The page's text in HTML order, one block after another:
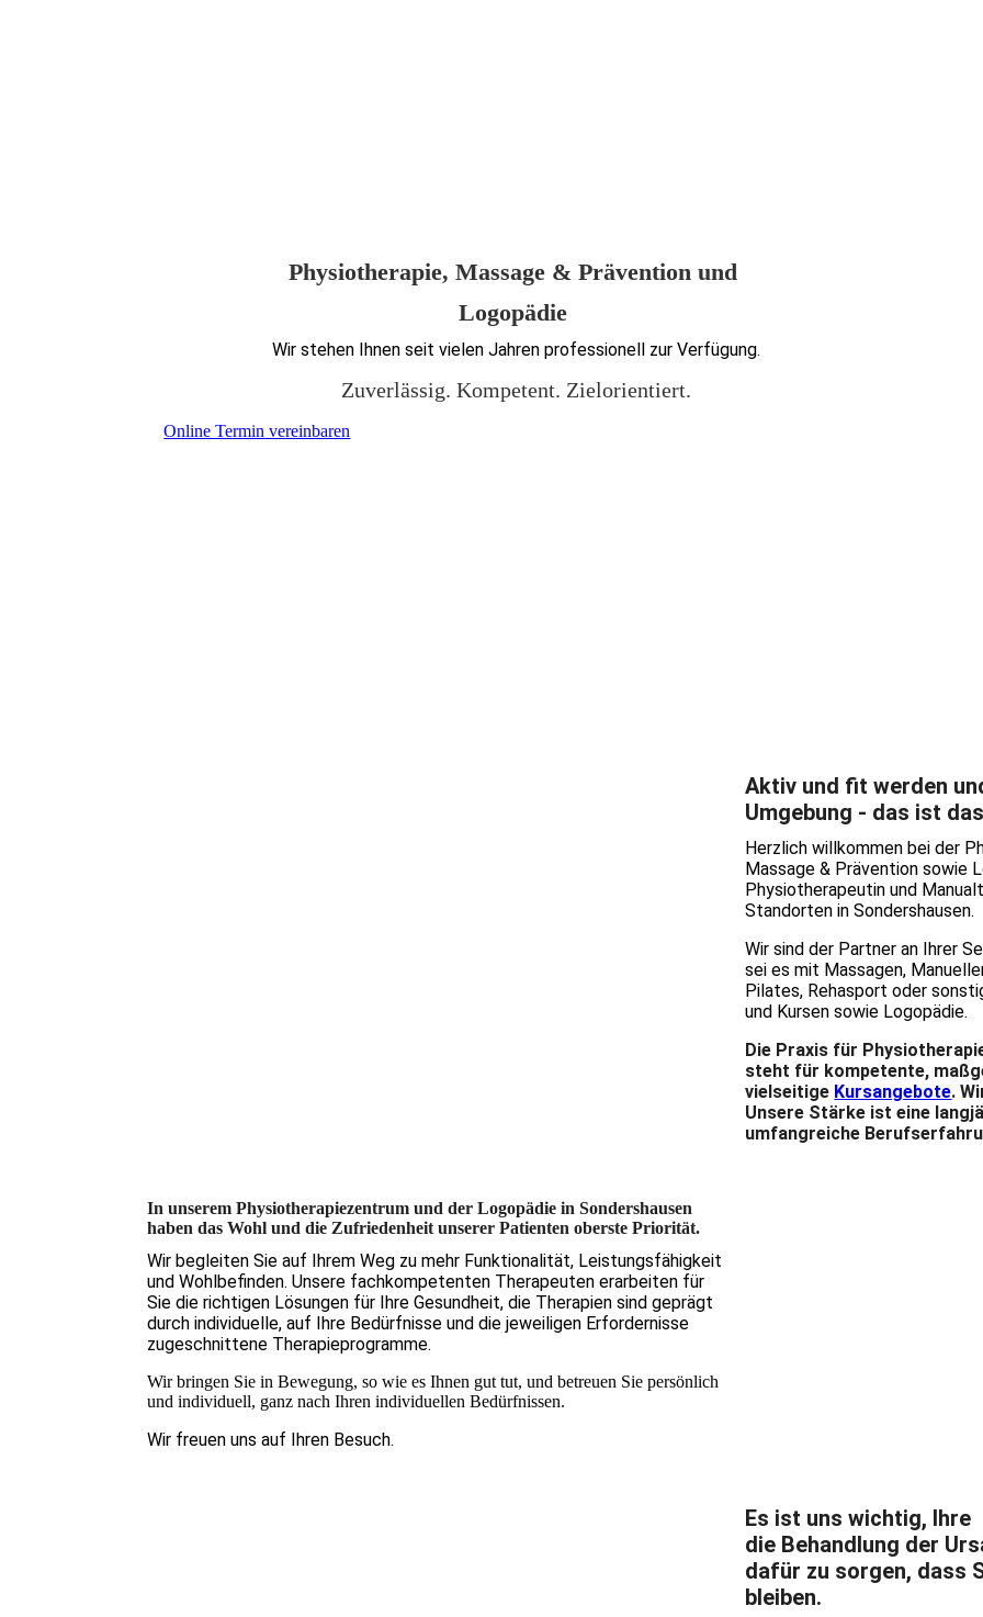
Physiotherapie, Massage & Prävention und
Logopädie
Wir stehen Ihnen seit vielen Jahren professionell zur Verfügung.
Zuverlässig. Kompetent. Zielorientiert.
Online Termin vereinbaren
Aktiv und fit werden
Umgebung - das ist
Herzlich willkommen bei der
Massage & Prävention sowie
Physiotherapeutin und
Standorten in Sondershausen.
Wir sind der Partner an Ihrer
sei es mit Massagen,
Pilates, Rehasport oder
und Kursen sowie Logopädie.
Die Praxis für
steht für kompetente,
vielseitige Kursangebote.
Unsere Stärke ist eine
umfangreiche
In unserem Physiotherapiezentrum und der Logopädie in Sondershausen
haben das Wohl und die Zufriedenheit unserer Patienten oberste Priorität.
Wir begleiten Sie auf Ihrem Weg zu mehr Funktionalität, Leistungsfähigkeit
und Wohlbefinden. Unsere fachkompetenten Therapeuten erarbeiten für
Sie die richtigen Lösungen für Ihre Gesundheit, die Therapien sind geprägt
durch individuelle, auf Ihre Bedürfnisse und die jeweiligen Erfordernisse
zugeschnittene Therapieprogramme.
Wir bringen Sie in Bewegung, so wie es Ihnen gut tut, und betreuen Sie persönlich
und individuell, ganz nach Ihren individuellen Bedürfnissen.
Wir freuen uns auf Ihren Besuch.
Es ist uns wichtig,
die Behandlung der
dafür zu sorgen, dass
bleiben.